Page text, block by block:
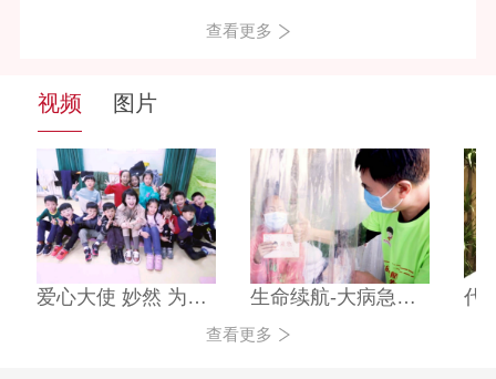
查看更多
视频 图片
宋静华理事长参加第十届中国慈善年会与东润公益基金会理事长孔冬梅合影 国家民政部和省民政厅领导莅临我会调研指导党建工作
爱心大使 妙然 为代理爸妈项目发声 生命续航-大病急症救助
查看更多